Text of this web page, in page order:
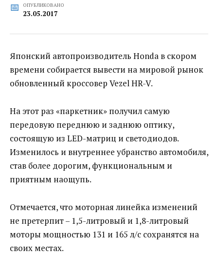
ОПУБЛИКОВАНО
23.05.2017
Японский автопроизводитель Honda в скором
времени собирается вывести на мировой рынок
обновленный кроссовер Vezel HR-V.
На этот раз «паркетник» получил самую
передовую переднюю и заднюю оптику,
состоящую из LED-матриц и светодиодов.
Изменилось и внутреннее убранство автомобиля,
став более дорогим, функциональным и
приятным наощупь.
Отмечается, что моторная линейка изменений
не претерпит – 1,5-литровый и 1,8-литровый
моторы мощностью 131 и 165 л/с сохранятся на
своих местах.